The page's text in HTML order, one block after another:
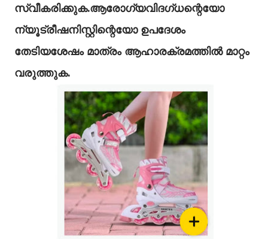
സ്വീകരിക്കുക.ആരോഗ്യവിദഗ്ധന്റെയോ
ന്യൂട്രീഷനിസ്റ്റിന്റെയോ ഉപദേശം
തേടിയശേഷം മാത്രം ആഹാരക്രമത്തില്‍ മാറ്റം
വരുത്തുക.